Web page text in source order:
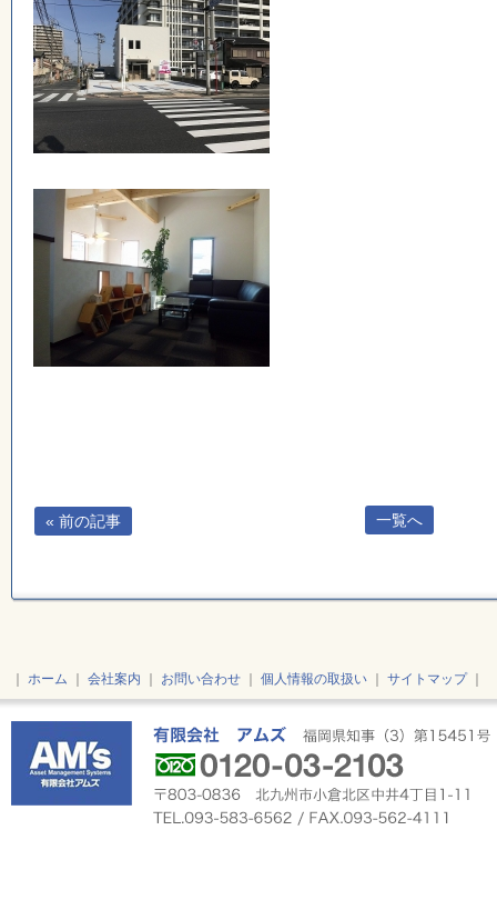
一覧へ
« 前の記事
｜ ホーム ｜ 会社案内 ｜ お問い合わせ ｜ 個人情報の取扱い ｜ サイトマップ｜